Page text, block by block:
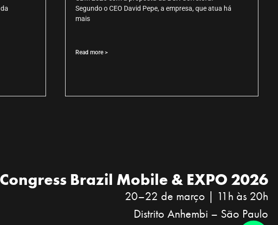
Segundo o CEO David Pepe, a empresa, que atua há
mais
Read more >
Congress Brazil Mobile & EXPO 2026
20–22 de março | 11h às 20h
Distrito Anhembi – São Paulo